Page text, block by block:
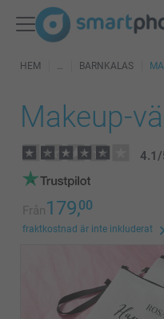
HEM BARNKALAS
Makeup-
4.1/
Från179,00
fraktkostnad är inte inkluderat